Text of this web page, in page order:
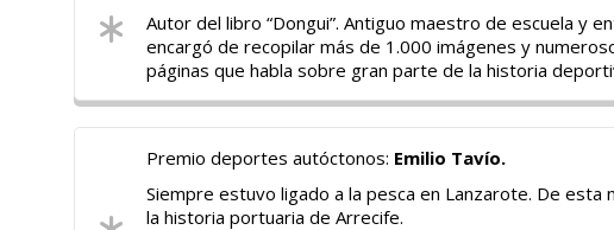
Autor del libro “Dongui”. Antiguo maestro de escuela y
encargó de recopilar más de 1.000 imágenes y
páginas que habla sobre gran parte de la historia
Premio deportes autóctonos: Emilio Tavío.
Siempre estuvo ligado a la pesca en Lanzarote. De
la historia portuaria de Arrecife.